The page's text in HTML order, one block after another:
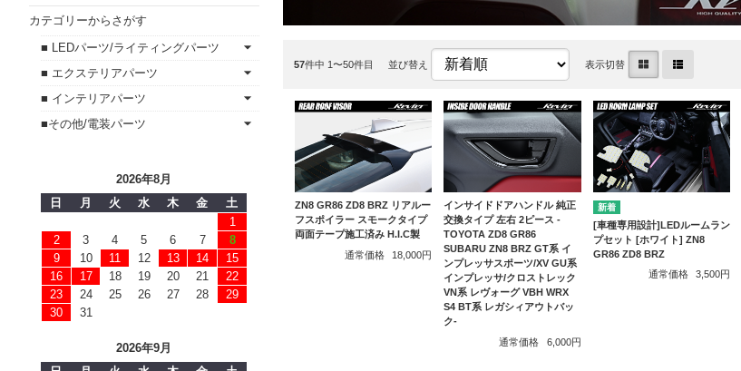
57件中 1〜50件目 並び替え 表示切替
ZN8 GR86 ZD8 BRZ リアルー
フスポイラー スモークタイプ
両面テープ施工済み H.I.C製
通常価格
18,000円
インサイドドアハンドル 純正
交換タイプ 左右 2ピース -
TOYOTA ZD8 GR86
SUBARU ZN8 BRZ GT系 イ
ンプレッサスポーツ/XV GU系
インプレッサ/クロストレック
VN系 レヴォーグ VBH WRX
S4 BT系 レガシィアウトバッ
ク-
通常価格
6,000円
[車種専用設計]LEDルームラン
プセット [ホワイト] ZN8
GR86 ZD8 BRZ
通常価格
3,500円
カテゴリーからさがす
■ LEDパーツ/ライティングパーツ
■ エクステリアパーツ
■ インテリアパーツ
■その他/電装パーツ
2026年8月
日
月 火 水 木 金
土
1
2
3 4 5 6 7
8
9
10 11 12 13 14
15
16
17 18 19 20 21
22
23
24 25 26 27 28
29
30
31
2026年9月